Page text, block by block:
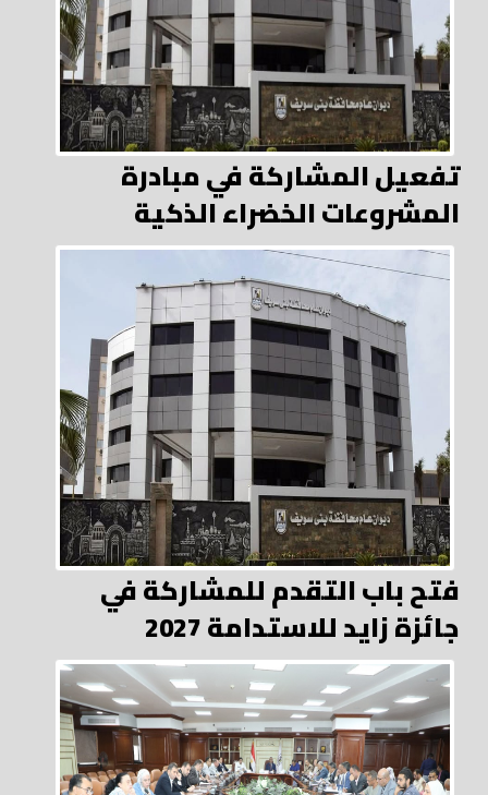
تفعيل المشاركة في مبادرة
المشروعات الخضراء الذكية
فتح باب التقدم للمشاركة في
جائزة زايد للاستدامة 2027